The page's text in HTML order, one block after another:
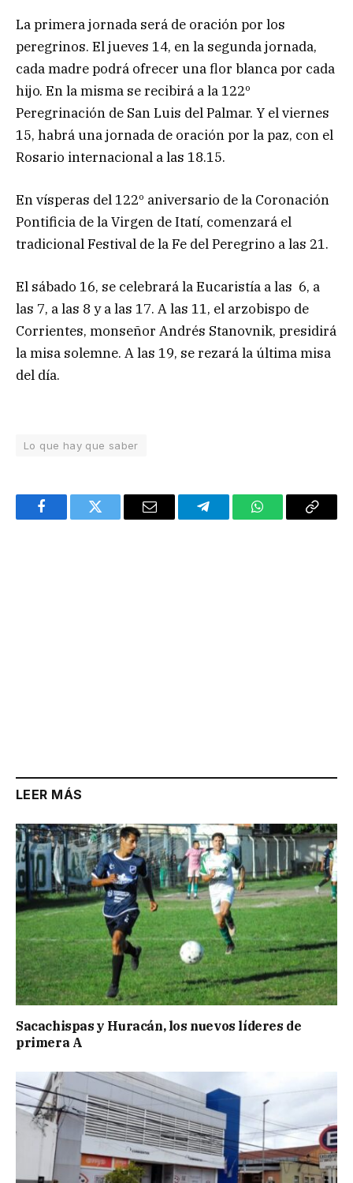
La primera jornada será de oración por los
peregrinos. El jueves 14, en la segunda jornada,
cada madre podrá ofrecer una flor blanca por cada
hijo. En la misma se recibirá a la 122º
Peregrinación de San Luis del Palmar. Y el viernes
15, habrá una jornada de oración por la paz, con el
Rosario internacional a las 18.15.
En vísperas del 122º aniversario de la Coronación
Pontificia de la Virgen de Itatí, comenzará el
tradicional Festival de la Fe del Peregrino a las 21.
El sábado 16, se celebrará la Eucaristía a las 6, a
las 7, a las 8 y a las 17. A las 11, el arzobispo de
Corrientes, monseñor Andrés Stanovnik, presidirá
la misa solemne. A las 19, se rezará la última misa
del día.
Lo que hay que saber
FacebookTwitter Email TelegramWhatsAppCopy
LEER MÁS
Sacachispas y Huracán, los nuevos líderes de
primera A